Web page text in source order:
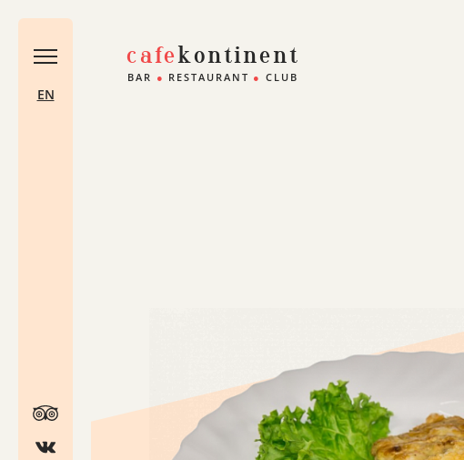
EN
cafekontinent
BAR ● RESTAURANT ● CLUB